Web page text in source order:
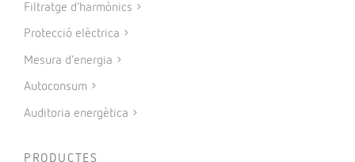
Filtratge d’harmònics
Protecció elèctrica
Mesura d’energia
Autoconsum
Auditoria energètica
PRODUCTES